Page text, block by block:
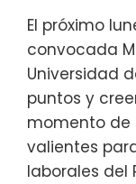
El próximo
convocada
Universidad
puntos y
momento de
valientes
laborales del